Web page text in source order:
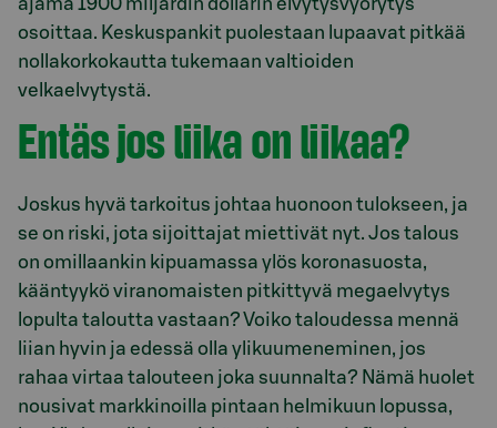
ajama 1900 miljardin dollarin elvytysvyörytys
osoittaa. Keskuspankit puolestaan lupaavat pitkää
nollakorkokautta tukemaan valtioiden
velkaelvytystä.
Entäs jos liika on liikaa?
Joskus hyvä tarkoitus johtaa huonoon tulokseen, ja
se on riski, jota sijoittajat miettivät nyt. Jos talous
on omillaankin kipuamassa ylös koronasuosta,
kääntyykö viranomaisten pitkittyvä megaelvytys
lopulta taloutta vastaan? Voiko taloudessa mennä
liian hyvin ja edessä olla ylikuumeneminen, jos
rahaa virtaa talouteen joka suunnalta? Nämä huolet
nousivat markkinoilla pintaan helmikuun lopussa,